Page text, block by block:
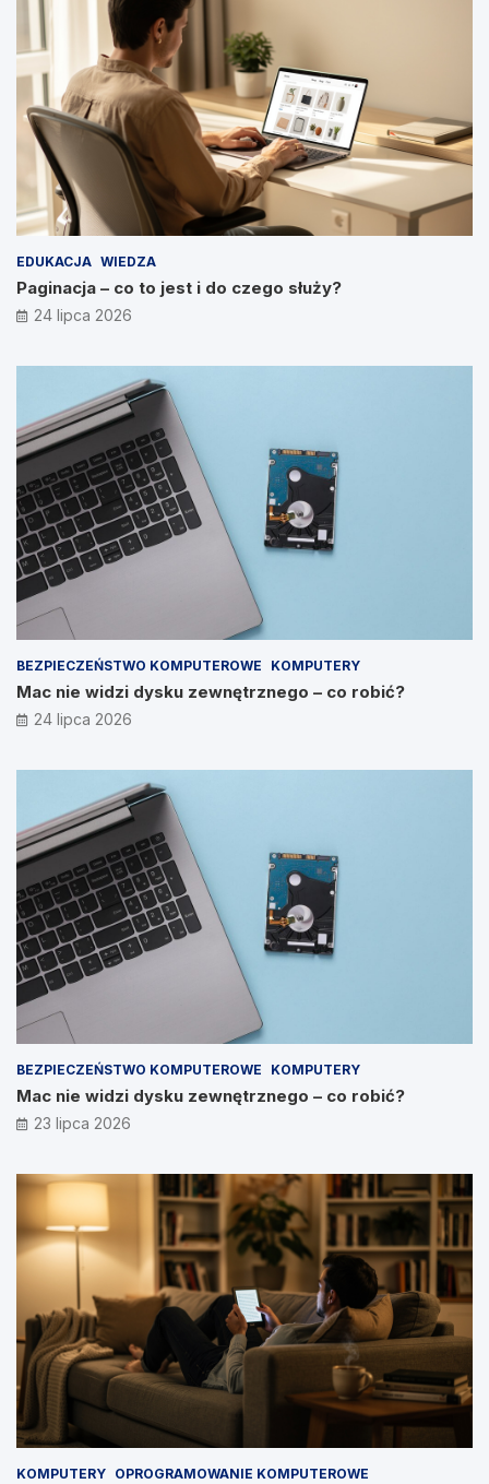
EDUKACJA WIEDZA
Paginacja – co to jest i do czego służy?
24 lipca 2026
BEZPIECZEŃSTWO KOMPUTEROWE KOMPUTERY
Mac nie widzi dysku zewnętrznego – co robić?
24 lipca 2026
BEZPIECZEŃSTWO KOMPUTEROWE KOMPUTERY
Mac nie widzi dysku zewnętrznego – co robić?
23 lipca 2026
KOMPUTERY OPROGRAMOWANIE KOMPUTEROWE